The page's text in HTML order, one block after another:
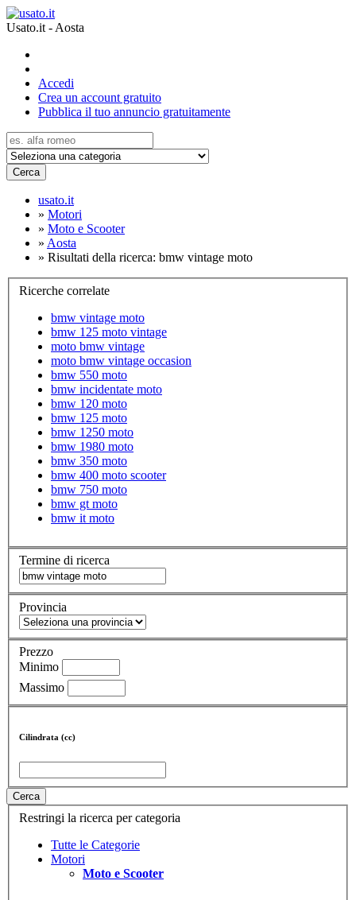
Usato.it - Aosta
Accedi
Crea un account gratuito
Pubblica il tuo annuncio gratuitamente
Cerca
usato.it
» Motori
» Moto e Scooter
» Aosta
» Risultati della ricerca: bmw vintage moto
Ricerche correlate
bmw vintage moto
bmw 125 moto vintage
moto bmw vintage
moto bmw vintage occasion
bmw 550 moto
bmw incidentate moto
bmw 120 moto
bmw 125 moto
bmw 1250 moto
bmw 1980 moto
bmw 350 moto
bmw 400 moto scooter
bmw 750 moto
bmw gt moto
bmw it moto
Termine di ricerca
Provincia
Prezzo
Minimo
Massimo
Cilindrata (cc)
Cerca
Restringi la ricerca per categoria
Tutte le Categorie
Motori
Moto e Scooter